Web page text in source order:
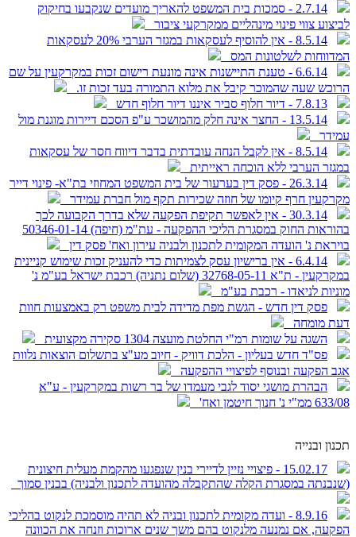
2.7.14 - סמכות בית המשפט להאריך מועדים שנקבעו בחיקוק
לביצוע צווי פינוי מינהליים ממקרקעי ציבור
8.5.14 - אין להוסיף לעסקאות במגזר הערבי 20% לעסקאות
המדווחות לשלטונות המס
6.6.14 - טענת התיישנות אינה מונעת רישום זכות במקרקעין על שם
הרוכש שעה שהמוכר קיבל את מלוא התמורה בעד זכות זו.
7.8.13 - דיור חלוף סביר איננו דיור חלוף חדש
13.5.14 - החצר אינה חלק מהמושכר ע"פ הסכם דיירות מוגנת מול
עמידר
8.5.14 - אין לקבל הנחה עובדתית בדבר דיווח חסר של עסקאות
במגזר הערבי ללא הוכחה ראייתית
26.3.14 - פסק דין בערעור של בית המשפט המחוזי בת"א- פינוי דייר
מקרקעין חרף קיומו של חוזה שכירות תקף מול חברת עמידר
30.3.14 - אין לאפשר תקיפת הפקעה שלא בדרך הקבועה לכך
בהוראות החוק במסגרת הליכי ההפקעה - עת"מ (חיפה) 50346-01-14
בויראת נ' הועדה המקומית לתכנון ולבניה עירון ואח' פסק דין
6.4.14 - אין ברישיון עסק לצמיתות כדי להעניק זכות שימוש קניינית
במקרקעין - ת"א 32768-05-11 (שלום נתניה) רכבת ישראל בע"מ נ'
מוניות לניאדו - רכבת בע"מ
פסק דין חדש - הגשת מפת מדידה לבית משפט רק באמצעות חוות
דעת מומחה
השגה על שומות רמ"י החלטת מועצה 1304 סקירה מקצועית
פס"ד חדש בעליון - הלכת דוויק - חיוב מע"צ בתשלום הוצאות נלוות
אגב הפקעה ובנוסף לפיצויי ההפקעה
הבהרת מושגי יסוד לגבי מעמדו של בר רשות במקרקעין - ע"א
633/08 ממ"י נ' חנוך חיטמן ואח'
תכנון ובנייה
15.02.17 - פיצויי נזיין לדיירי בנין שנפגעו מהקמת מעלית חיצונית
(שנבנתה במסגרת הקלה שהתקבלה מהועדה לתכנון ולבניה) בבנין סמוך
8.9.16 - ועדה מקומית לתכנון ובניה לא תהיה מוסמכת לנקוט בהליכי
הפקעה, אם נמנעה מלנקוט בהם משך שנים ארוכות וזנחה את הכוונה